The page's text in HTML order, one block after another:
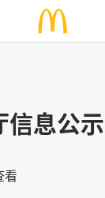
信息公示
看